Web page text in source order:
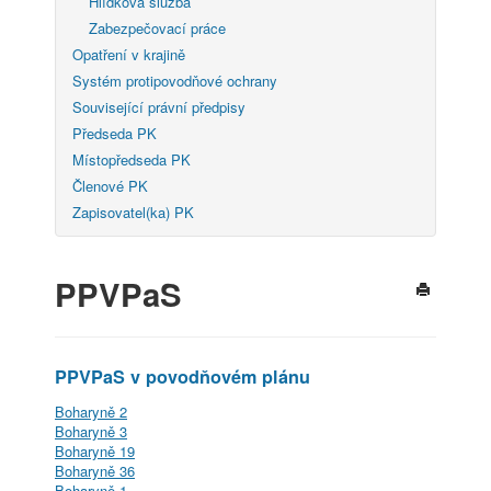
Zabezpečovací práce
Opatření v krajině
Systém protipovodňové ochrany
Související právní předpisy
Předseda PK
Místopředseda PK
Členové PK
Zapisovatel(ka) PK
PPVPaS
PPVPaS v povodňovém plánu
Boharyně 2
Boharyně 3
Boharyně 19
Boharyně 36